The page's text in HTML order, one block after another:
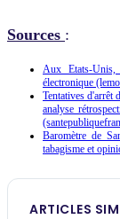
Sources :
Aux Etats-
électronique
Tentatives d'arrêt
analyse
Baromètre de
tabagisme et
ARTICLES